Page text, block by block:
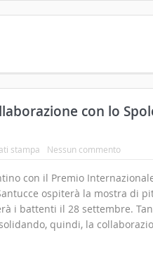
con lo
stampa Nessun commento
con il Premio
ospiterà la mostra di
i battenti il 28 settembre.
quindi, la